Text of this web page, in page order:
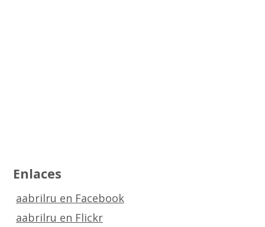
Enlaces
aabrilru en Facebook
aabrilru en Flickr